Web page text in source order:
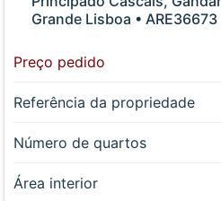
Grande Lisboa • ARE36673
Preço pedido
Referência da propriedade
Número de quartos
Área interior